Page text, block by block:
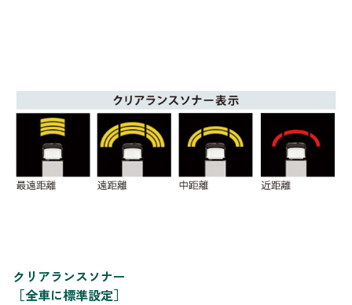
クリアランスソナー
［全車に標準設定］